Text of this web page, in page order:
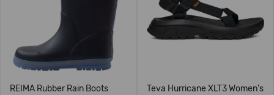
REIMA Rubber Rain Boots
Teva Hurricane XLT3 Women's